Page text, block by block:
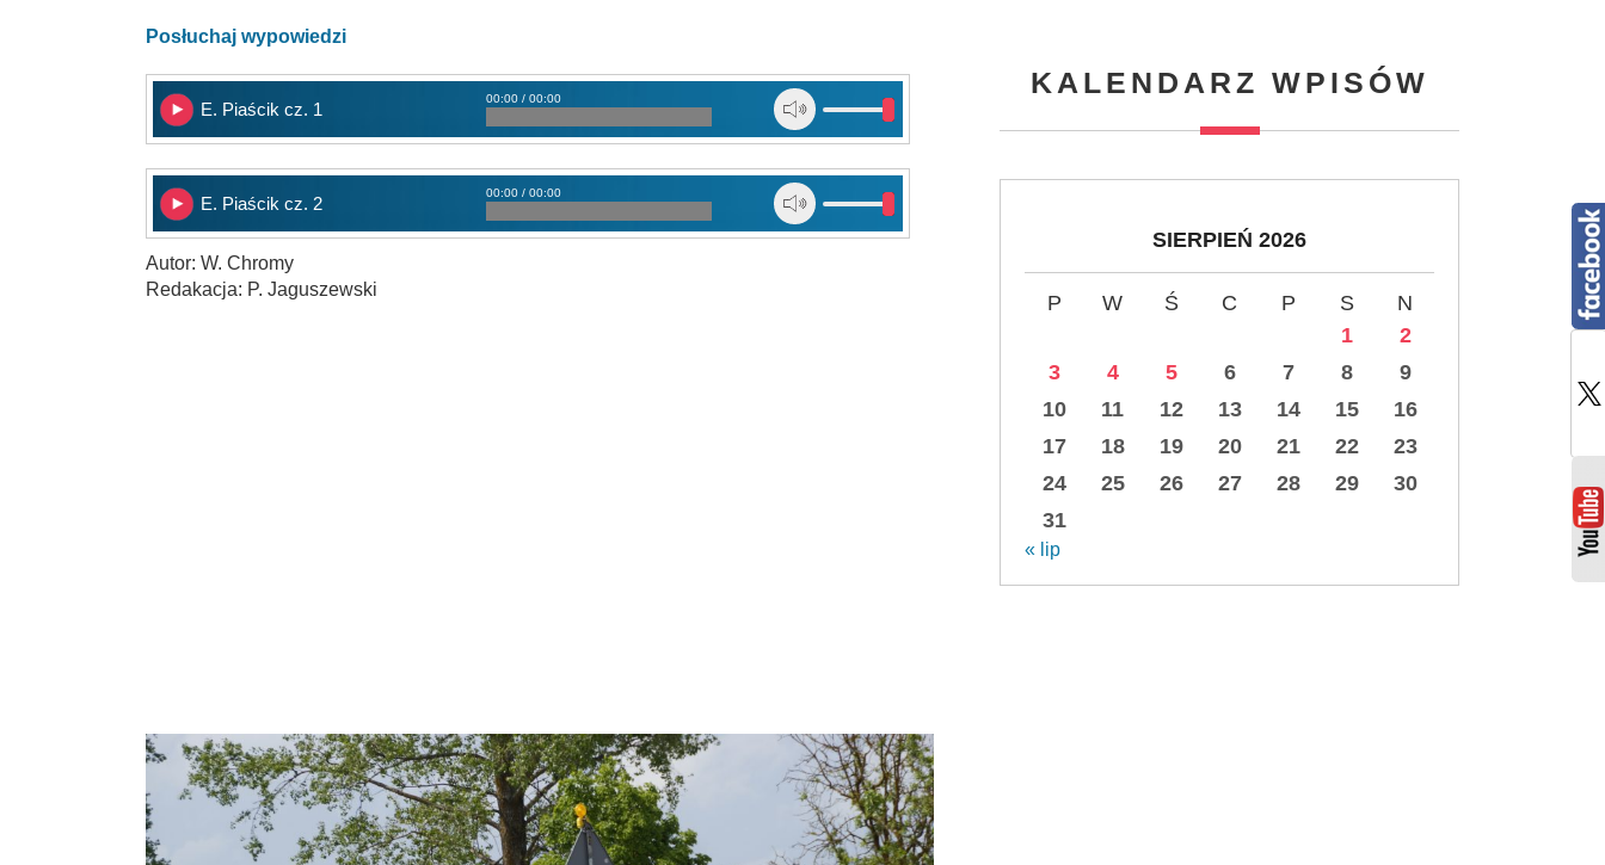
Posłuchaj wypowiedzi
E. Piaścik cz. 1
00:00 / 00:00
E. Piaścik cz. 2
00:00 / 00:00
Autor: W. Chromy
Redakacja: P. Jaguszewski
KALENDARZ WPISÓW
SIERPIEŃ 2026
P W Ś C P S
N
1
2
3
4 5 6 7 8
9
10
11 12 13 14 15
16
17
18 19 20 21 22
23
24
25 26 27 28 29
30
31
« lip